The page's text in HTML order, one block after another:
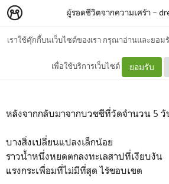
เราใช้คุ๊กกี้บนเว็บไซต์ของเรา กรุณาอ่านและยอม
เพื่อใช้บริการเว็บไซต์ ยอมรับ
ผู้รอดชีวิตจากความเศร้า –
การเดินท
หลังจากกลับมาจากบวชชีที่วัดจำนวน 5
บางสิ่งเปลี่ยนแปลงเล็กน้อย
ราวน้ำหนึ่งหยดตกลงทะเลสาปที่เงียบงัน
แรงกระเพื่อมที่ไม่มีที่สุด ไร้ขอบเขต